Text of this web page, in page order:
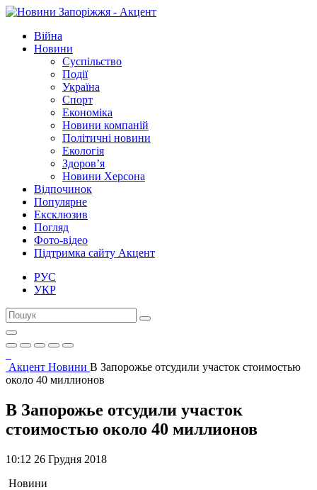
Війна
Новини
Суспільство
Події
Україна
Спорт
Економіка
Новини компаній
Політичні новини
Екологія
Здоров’я
Новини Херсона
Відпочинок
Популярне
Ексклюзив
Погляд
Фото-відео
Підтримка сайту Акцент
РУС
УКР
Акцент Новини В Запорожье отсудили участок стоимостью
около 40 миллионов
В Запорожье отсудили участок
стоимостью около 40 миллионов
10:12 26 Грудня 2018
Новини